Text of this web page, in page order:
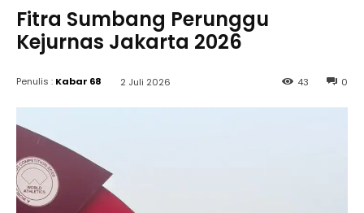
Fitra Sumbang Perunggu
Kejurnas Jakarta 2026
Penulis : Kabar 68 2 Juli 2026 0
43